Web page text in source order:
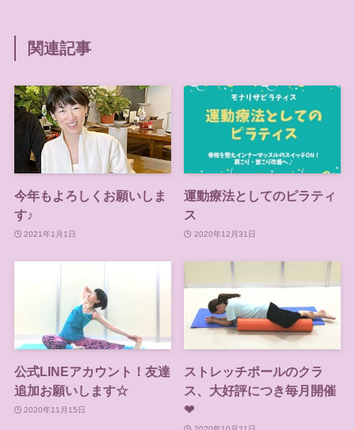
関連記事
今年もよろしくお願いしま
す♪
2021年1月1日
運動療法としてのピラティ
ス
2020年12月31日
公式LINEアカウント！友達
追加お願いします☆
2020年11月15日
ストレッチポールのクラ
ス、大好評につき毎月開催
❤